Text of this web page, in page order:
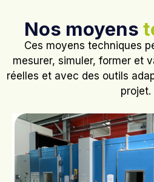
Nos moyens
Ces moyens techniques
mesurer, simuler, former et
réelles et avec des outils
projet.